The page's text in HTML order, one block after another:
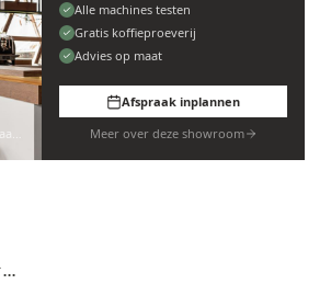
Pedro de Medinalaan 53
Alle machines testen
Gratis koffieproeverij
Advies op maat
Afspraak inplannen
Meer over deze showroom